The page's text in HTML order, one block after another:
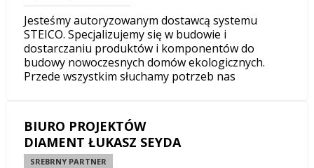
Jesteśmy autoryzowanym dostawcą systemu
STEICO. Specjalizujemy się w budowie i
dostarczaniu produktów i komponentów do
budowy nowoczesnych domów ekologicznych.
Przede wszystkim słuchamy potrzeb nas
BIURO PROJEKTÓW
DIAMENT ŁUKASZ SEYDA
SREBRNY PARTNER